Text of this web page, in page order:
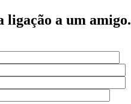
ligação a um amigo.